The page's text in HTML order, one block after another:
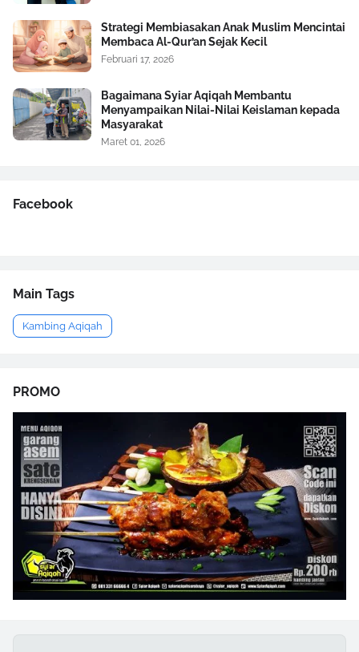
Strategi Membiasakan Anak Muslim Mencintai
Membaca Al-Qur’an Sejak Kecil
Februari 17, 2026
Bagaimana Syiar Aqiqah Membantu
Menyampaikan Nilai-Nilai Keislaman kepada
Masyarakat
Maret 01, 2026
Facebook
Main Tags
Kambing Aqiqah
PROMO